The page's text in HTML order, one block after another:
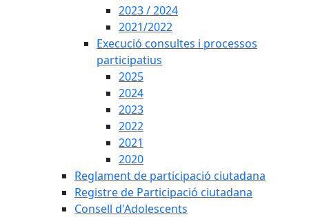
2023 / 2024
2021/2022
Execució consultes i processos
participatius
2025
2024
2023
2022
2021
2020
Reglament de participació ciutadana
Registre de Participació ciutadana
Consell d'Adolescents